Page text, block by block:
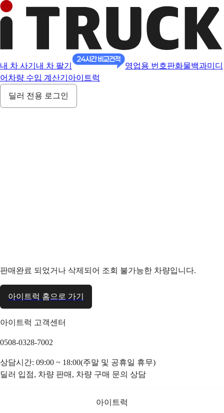
내 차 사기 내 차 팔기 영업용 번호판화물백과미디
어 차량 수입 계산기 아이트럭
딜러 전용 로그인
판매완료 되었거나 삭제되어 조회 불가능한 차량입니다.
아이트럭 홈으로 가기
아이트럭 고객센터
0508-0328-7002
상담시간: 09:00 ~ 18:00(주말 및 공휴일 휴무)
딜러 입점, 차량 판매, 차량 구매 문의 상담
아이트럭